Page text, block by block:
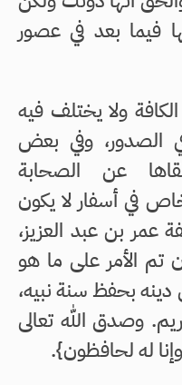
فيما بعد في عصور
ولا يختلف فيه
الصدور، وفي بعض
عن الصحابة
في أسفار لا يكون
عمر بن عبد العزيز،
تم الأمر على ما هو
دينه بحفظ سنة نبيه،
وصدق الله تعالى
له لحافظون}.